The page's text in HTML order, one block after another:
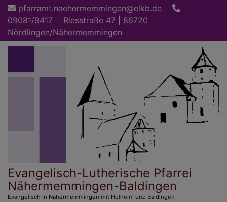
Direkt
zum
Inhalt
pfarramt.naehermemmingen@elkb.de
09081/9417
Riesstraße 47 | 86720
Nördlingen/Nähermemmingen
Evangelisch-Lutherische Pfarrei
Nähermemmingen-Baldingen
Evangelisch in Nähermemmingen mit Holheim und Baldingen